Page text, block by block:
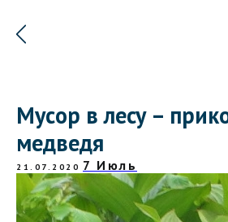
Мусор в лесу –
медведя
21.07.2020 7 Июль